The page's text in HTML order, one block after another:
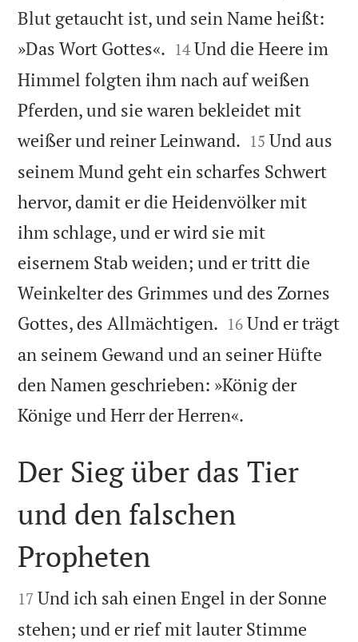
Blut getaucht ist, und sein Name heißt:
»Das Wort Gottes«. 

14 Und die Heere im
Himmel folgten ihm nach auf weißen
Pferden, und sie waren bekleidet mit
weißer und reiner Leinwand. 

15 Und aus
seinem Mund geht ein scharfes Schwert
hervor, damit er die Heidenvölker mit
ihm schlage, und er wird sie mit
eisernem Stab weiden; und er tritt die
Weinkelter des Grimmes und des Zornes
Gottes, des Allmächtigen. 

16 Und er trägt
an seinem Gewand und an seiner Hüfte
den Namen geschrieben: »König der
Könige und Herr der Herren«.

Der Sieg über das Tier
und den falschen
Propheten

17 Und ich sah einen Engel in der Sonne
stehen; und er rief mit lauter Stimme